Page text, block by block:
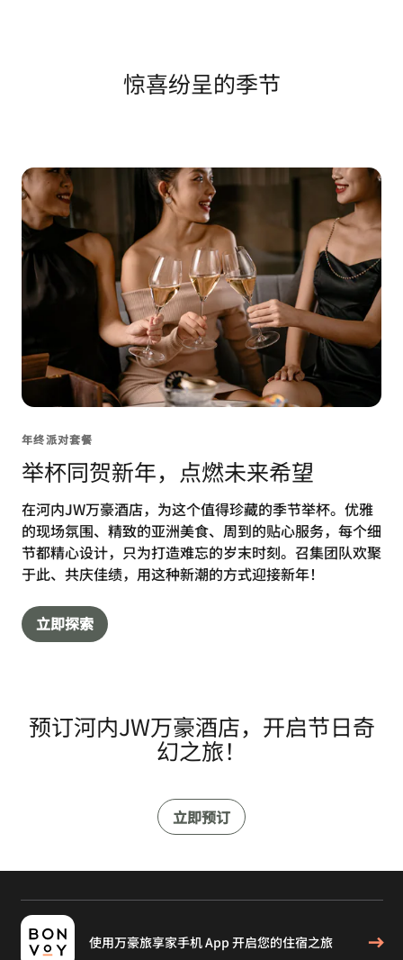
惊喜纷呈的季节
年终派对套餐
举杯同贺新年，点燃未来希望
在河内JW万豪酒店，为这个值得珍藏的季节举杯。优雅
的现场氛围、精致的亚洲美食、周到的贴心服务，每个细
节都精心设计，只为打造难忘的岁末时刻。召集团队欢聚
于此、共庆佳绩，用这种新潮的方式迎接新年！
立即探索
预订河内JW万豪酒店，开启节日奇
幻之旅！
立即预订
使用万豪旅享家手机 App 开启您的住宿之旅